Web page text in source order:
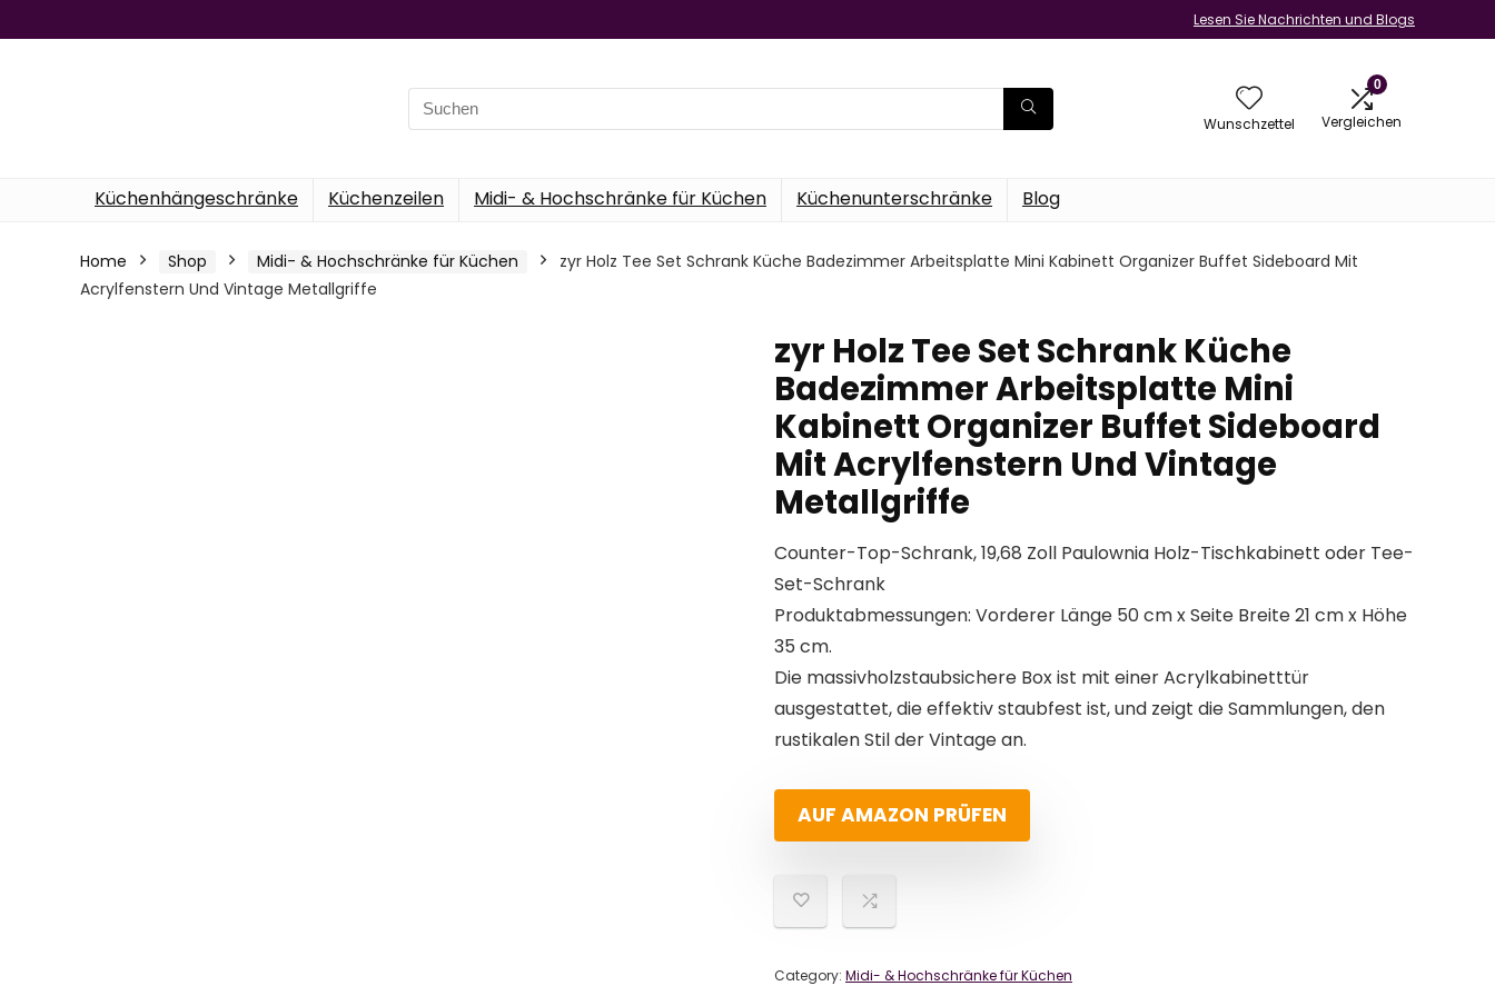
Lesen Sie Nachrichten und Blogs
Search
for:
Wunschzettel
0
Vergleichen
Küchenhängeschränke Küchenzeilen Midi- & Hochschränke für Küchen Küchenunterschränke Blog
Home Shop Midi- & Hochschränke für Küchen
zyr Holz Tee Set Schrank Küche Badezimmer Arbeitsplatte Mini Kabinett Organizer Buffet Sideboard Mit
Acrylfenstern Und Vintage Metallgriffe
zyr Holz Tee Set Schrank Küche
Badezimmer Arbeitsplatte Mini
Kabinett Organizer Buffet Sideboard
Mit Acrylfenstern Und Vintage
Metallgriffe
Counter-Top-Schrank, 19,68 Zoll Paulownia Holz-Tischkabinett oder Tee-
Set-Schrank
Produktabmessungen: Vorderer Länge 50 cm x Seite Breite 21 cm x Höhe
35 cm.
Die massivholzstaubsichere Box ist mit einer Acrylkabinetttür
ausgestattet, die effektiv staubfest ist, und zeigt die Sammlungen, den
rustikalen Stil der Vintage an.
AUF AMAZON PRÜFEN
Category: Midi- & Hochschränke für Küchen